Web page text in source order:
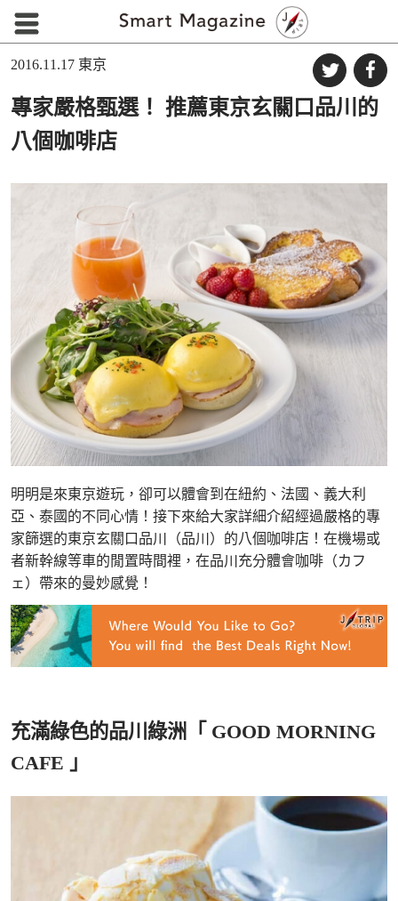
2016.11.17 東京
專家嚴格甄選！ 推薦東京玄關口品川的
八個咖啡店
明明是來東京遊玩，卻可以體會到在紐約、法國、義大利
亞、泰國的不同心情！接下來給大家詳細介紹經過嚴格的專
家篩選的東京玄關口品川（品川）的八個咖啡店！在機場或
者新幹線等車的閒置時間裡，在品川充分體會咖啡（カフ
ェ）帶來的曼妙感覺！
充滿綠色的品川綠洲「 GOOD MORNING
CAFE 」